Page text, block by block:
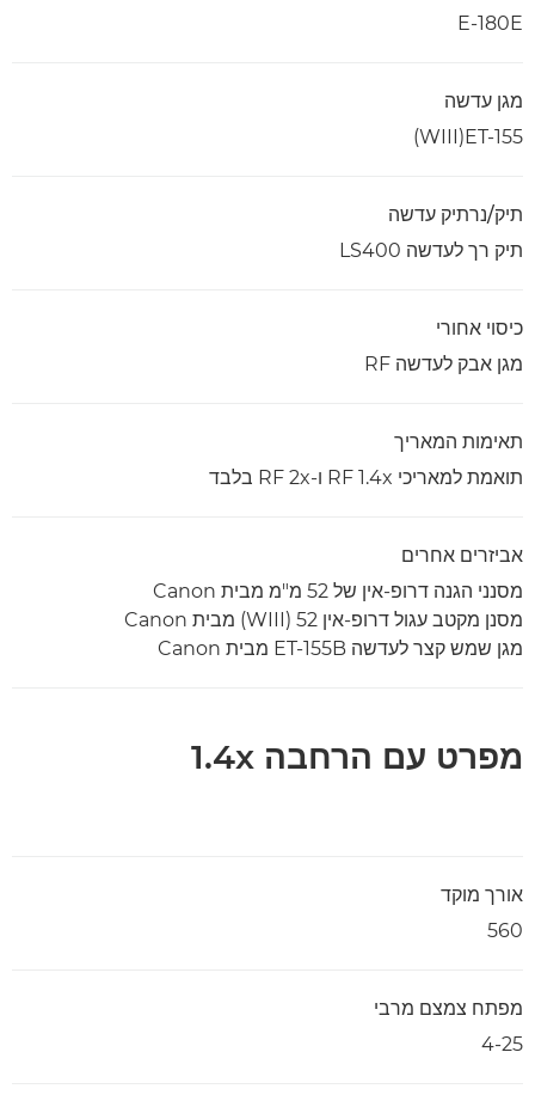
E-180E
מגן עדשה
ET-155‏(WIII)
תיק/נרתיק עדשה
תיק רך לעדשה LS400
כיסוי אחורי
מגן אבק לעדשה RF
תאימות המאריך
תואמת למאריכי RF 1.4x ו-RF 2x בלבד
אביזרים אחרים
מסנני הגנה דרופ-אין של 52 מ"מ מבית Canon
מסנן מקטב עגול דרופ-אין 52 ‏(WIII) מבית Canon
מגן שמש קצר לעדשה ET-155B מבית Canon
מפרט עם הרחבה 1.4x
אורך מוקד
560
מפתח צמצם מרבי
4-25